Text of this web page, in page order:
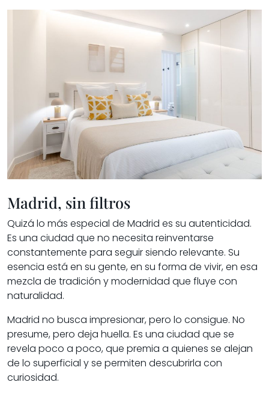
Madrid, sin filtros
Quizá lo más especial de Madrid es su autenticidad.
Es una ciudad que no necesita reinventarse
constantemente para seguir siendo relevante. Su
esencia está en su gente, en su forma de vivir, en esa
mezcla de tradición y modernidad que fluye con
naturalidad.
Madrid no busca impresionar, pero lo consigue. No
presume, pero deja huella. Es una ciudad que se
revela poco a poco, que premia a quienes se alejan
de lo superficial y se permiten descubrirla con
curiosidad.